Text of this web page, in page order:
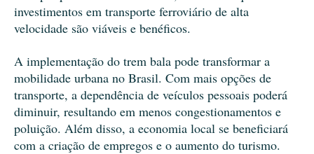
investimentos em transporte ferroviário de alta
velocidade são viáveis e benéficos.
A implementação do trem bala pode transformar a
mobilidade urbana no Brasil. Com mais opções de
transporte, a dependência de veículos pessoais poderá
diminuir, resultando em menos congestionamentos e
poluição. Além disso, a economia local se beneficiará
com a criação de empregos e o aumento do turismo.